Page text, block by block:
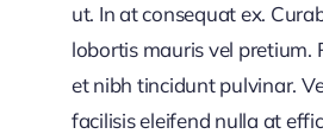
ut. In at consequat ex.
lobortis mauris vel pretium.
et nibh tincidunt pulvinar.
facilisis eleifend nulla at